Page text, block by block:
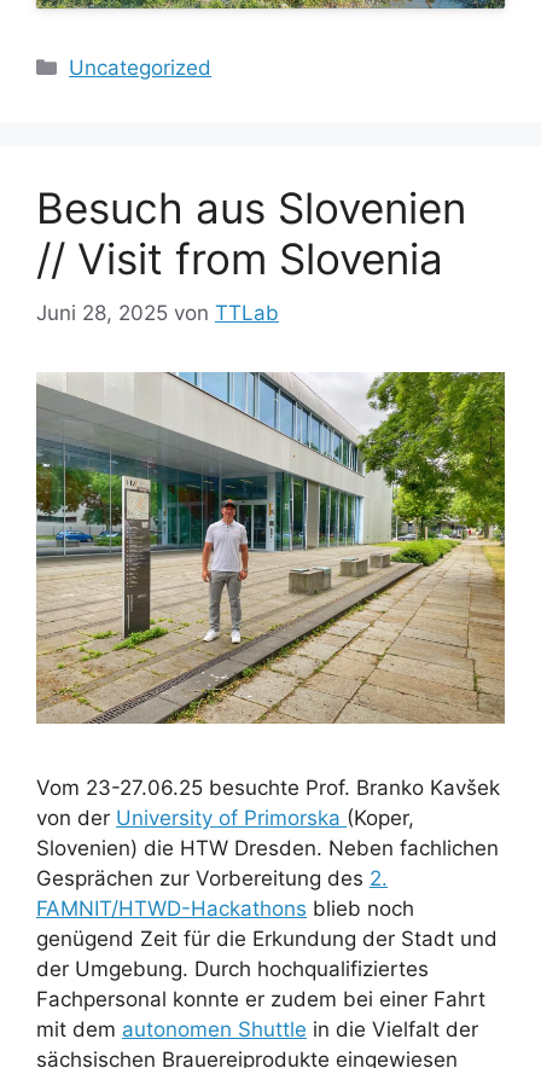
Kategorien
Uncategorized
Besuch aus Slovenien
// Visit from Slovenia
Juni 28, 2025 von TTLab
Vom 23-27.06.25 besuchte Prof. Branko Kavšek
von der University of Primorska (Koper,
Slovenien) die HTW Dresden. Neben fachlichen
Gesprächen zur Vorbereitung des 2.
FAMNIT/HTWD-Hackathons blieb noch
genügend Zeit für die Erkundung der Stadt und
der Umgebung. Durch hochqualifiziertes
Fachpersonal konnte er zudem bei einer Fahrt
mit dem autonomen Shuttle in die Vielfalt der
sächsischen Brauereiprodukte eingewiesen